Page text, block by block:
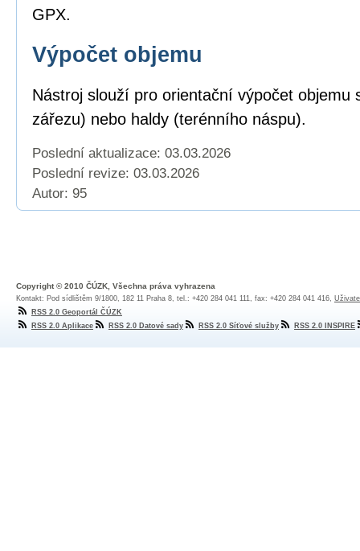
GPX.
Výpočet objemu
Nástroj slouží pro orientační výpočet objemu
zářezu) nebo haldy (terénního náspu).
Poslední aktualizace: 03.03.2026
Poslední revize: 03.03.2026
Autor: 95
Copyright © 2010 ČÚZK, Všechna práva vyhrazena
Kontakt: Pod sídlištěm 9/1800, 182 11 Praha 8, tel.: +420 284 041 111, fax: +420 284 041 416,
RSS 2.0 Geoportál ČÚZK
RSS 2.0 Aplikace
RSS 2.0 Datové sady RSS 2.0 Síťové služby RSS 2.0 INSPIRE